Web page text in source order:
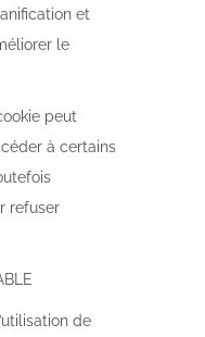
et
le
peut
à certains
refuser
de